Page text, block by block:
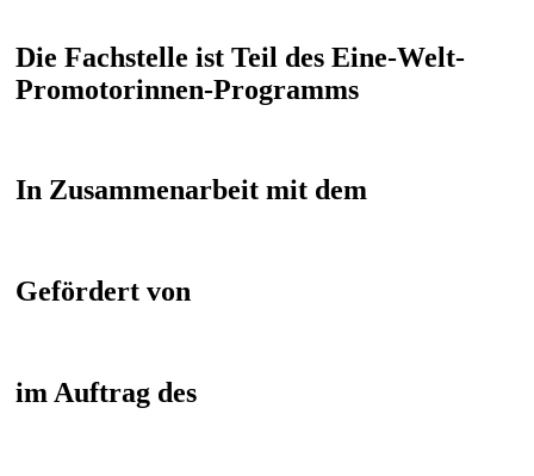
Die Fachstelle ist Teil des Eine-Welt-
Promotorinnen-Programms
In Zusammenarbeit mit dem
Gefördert von
im Auftrag des